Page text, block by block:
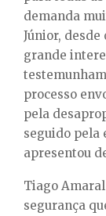
demanda
Júnior,
grande
processo
pela
seguido pela
apresentou
Tiago
segurança